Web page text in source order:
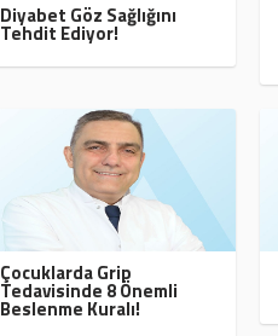
Diyabet Göz Sağlığını
Tehdit Ediyor!
Çocuklarda Grip
Tedavisinde 8 Önemli
Beslenme Kuralı!